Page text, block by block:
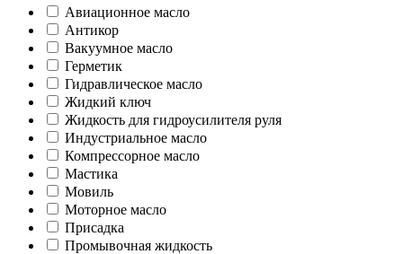
Авиационное масло
Антикор
Вакуумное масло
Герметик
Гидравлическое масло
Жидкий ключ
Жидкость для гидроусилителя руля
Индустриальное масло
Компрессорное масло
Мастика
Мовиль
Моторное масло
Присадка
Промывочная жидкость